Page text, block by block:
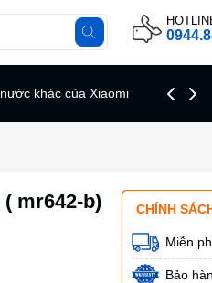
khác của Xiaomi Giới thiệu
mr642-b) CHÍNH
Miễn
Bảo